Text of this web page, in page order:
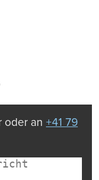
oder an +41 79